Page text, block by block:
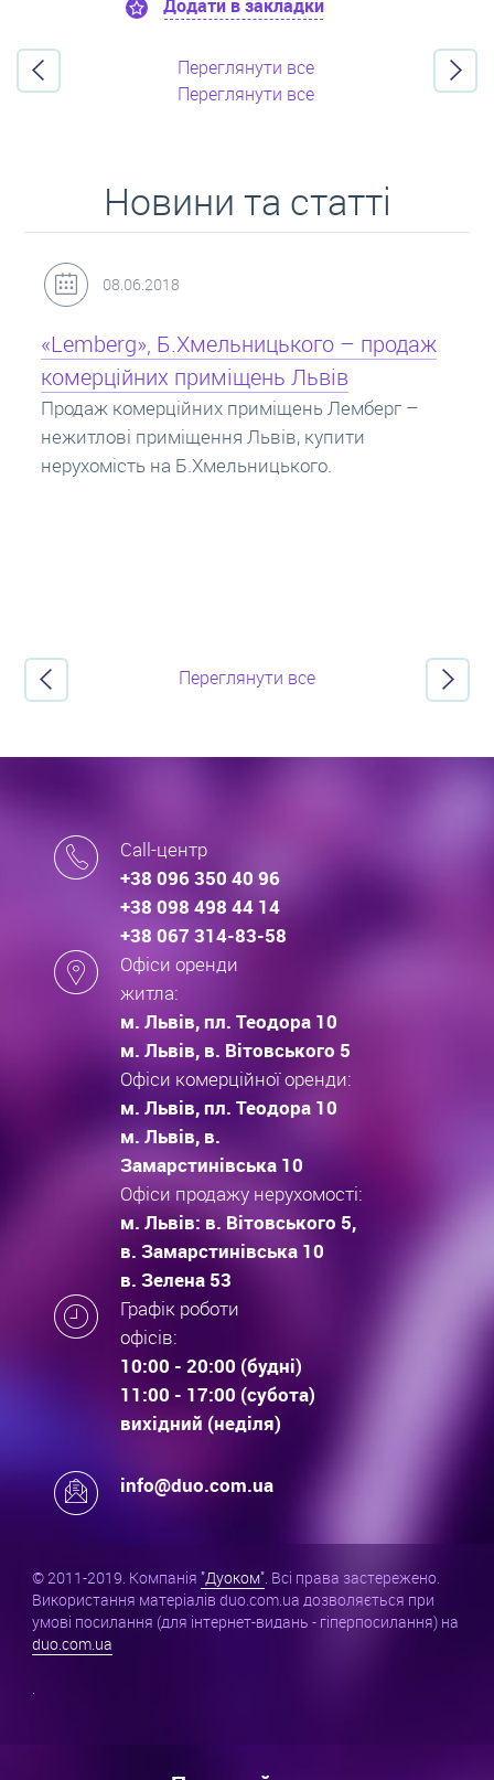
Додати в закладки
Переглянути все
Переглянути все
Новини та статті
31.05.2018
Кредит під заставу нерухомості: іпотека
Іпотека на квартиру – кредит на житло під
заставу нерухомості. Купити в іпотеку – що
потрібно знати? Консультація від Експертів
про іпотечні кредити.
Переглянути все
Call-центр
+38 096 350 40 96
+38 098 498 44 14
+38 067 314-83-58
Офіси оренди
житла:
м. Львів, пл. Теодора 10
м. Львів, в. Вітовського 5
Офіси комерційної оренди:
м. Львів, пл. Теодора 10
м. Львів, в.
Замарстинівська 10
Офіси продажу нерухомості:
м. Львів: в. Вітовського 5,
в. Замарстинівська 10
в. Зелена 53
Графік роботи
офісів:
10:00 - 20:00 (будні)
11:00 - 17:00 (субота)
вихідний (неділя)
info@duo.com.ua
© 2011-2019. Компанія "Дуоком". Всі права застережено.
Використання матеріалів duo.com.ua дозволяється при
умові посилання (для інтернет-видань - гіперпосилання) на
duo.com.ua
.